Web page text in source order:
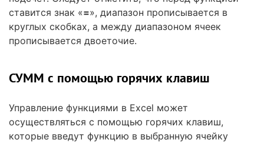
ставится знак «=», диапазон прописывается в
круглых скобках, а между диапазоном ячеек
прописывается двоеточие.
СУММ с помощью горячих клавиш
Управление функциями в Excel может
осуществляться с помощью горячих клавиш,
которые введут функцию в выбранную ячейку